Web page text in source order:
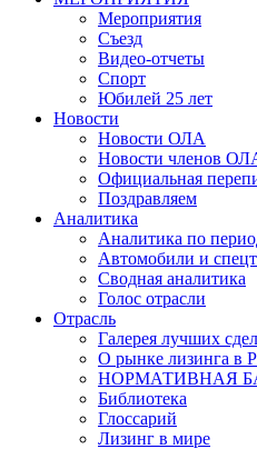
Мероприятия
Съезд
Видео-отчеты
Спорт
Юбилей 25 лет
Новости
Новости ОЛА
Новости членов
Официальная
Поздравляем
Аналитика
Аналитика по
Автомобили и
Сводная аналитика
Голос отрасли
Отрасль
Галерея лучших
О рынке лизинга в
НОРМАТИВНАЯ
Библиотека
Глоссарий
Лизинг в мире